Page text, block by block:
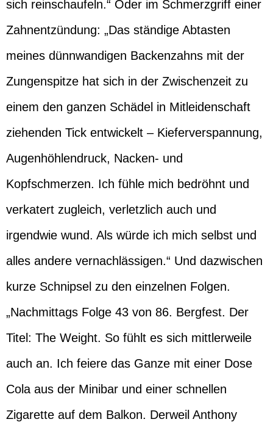
sich reinschaufeln.“ Oder im Schmerzgriff einer
Zahnentzündung: „Das ständige Abtasten
meines dünnwandigen Backenzahns mit der
Zungenspitze hat sich in der Zwischenzeit zu
einem den ganzen Schädel in Mitleidenschaft
ziehenden Tick entwickelt – Kieferverspannung,
Augenhöhlendruck, Nacken- und
Kopfschmerzen. Ich fühle mich bedröhnt und
verkatert zugleich, verletzlich auch und
irgendwie wund. Als würde ich mich selbst und
alles andere vernachlässigen.“ Und dazwischen
kurze Schnipsel zu den einzelnen Folgen.
„Nachmittags Folge 43 von 86. Bergfest. Der
Titel: The Weight. So fühlt es sich mittlerweile
auch an. Ich feiere das Ganze mit einer Dose
Cola aus der Minibar und einer schnellen
Zigarette auf dem Balkon. Derweil Anthony